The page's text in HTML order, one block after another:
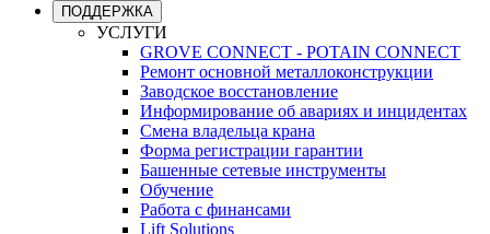
ПОДДЕРЖКА
УСЛУГИ
GROVE CONNECT - POTAIN CONNECT
Ремонт основной металлоконструкции
Заводское восстановление
Информирование об авариях и инцидентах
Смена владельца крана
Форма регистрации гарантии
Башенные сетевые инструменты
Обучение
Работа с финансами
Lift Solutions